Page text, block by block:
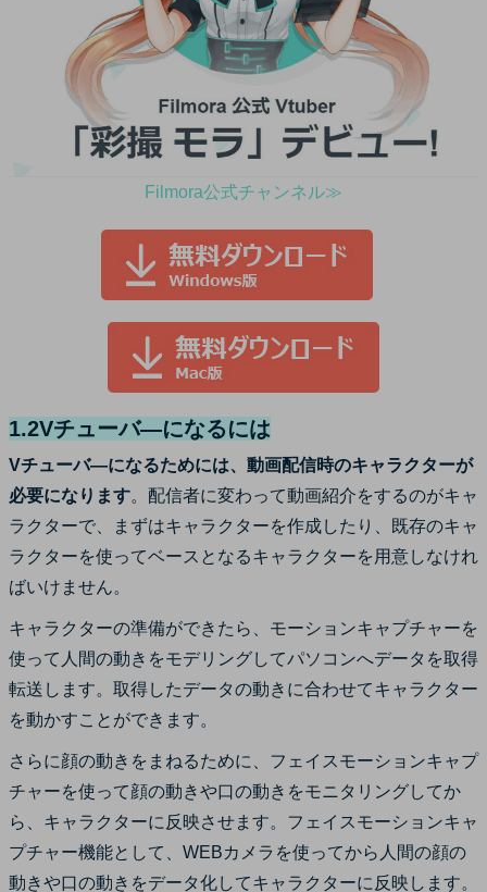
Filmora公式チャンネル≫
1.2Vチューバ―になるには
Vチューバ―になるためには、動画配信時のキャラクターが
必要になります。配信者に変わって動画紹介をするのがキャ
ラクターで、まずはキャラクターを作成したり、既存のキャ
ラクターを使ってベースとなるキャラクターを用意しなけれ
ばいけません。
キャラクターの準備ができたら、モーションキャプチャーを
使って人間の動きをモデリングしてパソコンへデータを取得
転送します。取得したデータの動きに合わせてキャラクター
を動かすことができます。
さらに顔の動きをまねるために、フェイスモーションキャプ
チャーを使って顔の動きや口の動きをモニタリングしてか
ら、キャラクターに反映させます。フェイスモーションキャ
プチャー機能として、WEBカメラを使ってから人間の顔の
動きや口の動きをデータ化してキャラクターに反映します。